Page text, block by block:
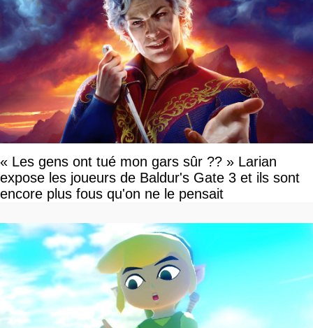
« Les gens ont tué mon gars sûr ?? » Larian
expose les joueurs de Baldur's Gate 3 et ils sont
encore plus fous qu'on ne le pensait